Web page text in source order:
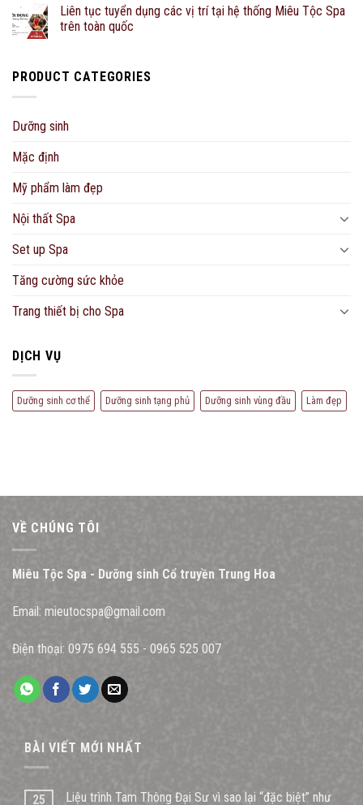
Liên tục tuyển dụng các vị trí tại hệ thống Miêu Tộc Spa
trên toàn quốc
PRODUCT CATEGORIES
Dưỡng sinh
Mặc định
Mỹ phẩm làm đẹp
Nội thất Spa
Set up Spa
Tăng cường sức khỏe
Trang thiết bị cho Spa
DỊCH VỤ
Dưỡng sinh cơ thể Dưỡng sinh tạng phủ Dưỡng sinh vùng đầu Làm đẹp
VỀ CHÚNG TÔI
Miêu Tộc Spa - Dưỡng sinh Cổ truyền Trung Hoa
Email: mieutocspa@gmail.com
Điện thoại: 0975 694 555 - 0965 525 007
BÀI VIẾT MỚI NHẤT
25
Liệu trình Tam Thông Đại Sư vì sao lại “đặc biệt” như